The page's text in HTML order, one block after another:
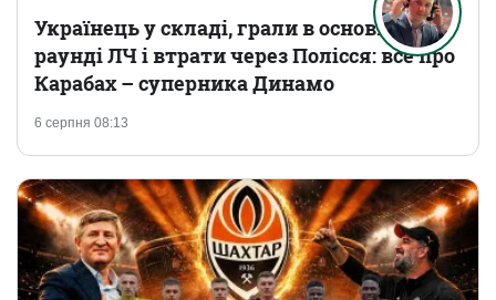
6 серпня 08:13
Українець у складі, грали в основному
раунді ЛЧ і втрати через Полісся: все про
Карабах – суперника Динамо